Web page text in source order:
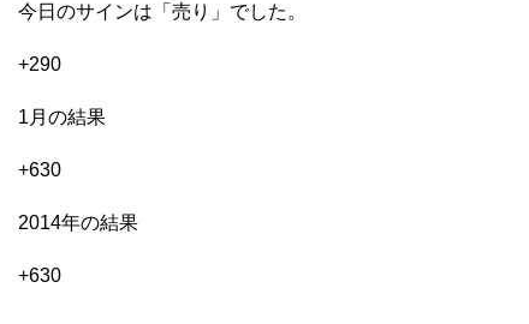
今日のサインは「売り」でした。
+290
1月の結果
+630
2014年の結果
+630